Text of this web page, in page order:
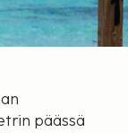
päässä